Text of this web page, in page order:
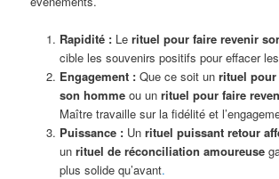
Rapidité :Le rituel pour faire revenir
cible les souvenirs positifs pour effacer
Engagement :Que ce soit un rituel pour
son hommeou un rituel pour faire
Maître travaille sur la fidélité et
Puissance :Un rituel puissant retour
un rituel de réconciliation amoureuse
plus solide qu’avant.